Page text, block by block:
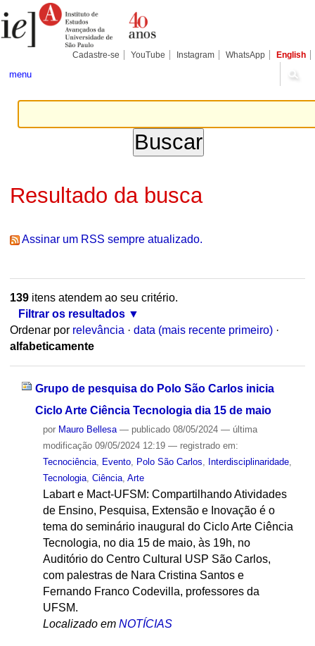
para
conteúdo.
Pessoais
Cadastre-se YouTube Instagram WhatsApp English
menu
Resultado da busca
Assinar um RSS sempre atualizado.
139itens atendem ao seu critério.
Filtrar os resultados
Ordenar por relevância · data (mais recente primeiro) ·
alfabeticamente
Grupo de pesquisa do Polo São Carlos inicia
Ciclo Arte Ciência Tecnologia dia 15 de maio
por Mauro Bellesa — publicado08/05/2024 — última
modificação09/05/2024 12:19 — registrado em:
Tecnociência, Evento, Polo São Carlos Interdisciplinaridade,
Tecnologia, Ciência, Arte
Labart e Mact-UFSM: Compartilhando Atividades
de Ensino, Pesquisa, Extensão e Inovação é o
tema do seminário inaugural do Ciclo Arte Ciência
Tecnologia, no dia 15 de maio, às 19h, no
Auditório do Centro Cultural USP São Carlos,
com palestras de Nara Cristina Santos e
Fernando Franco Codevilla, professores da
UFSM.
Localizado em NOTÍCIAS